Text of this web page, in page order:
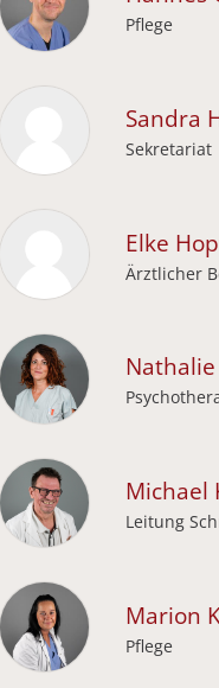
Pflege
Sandra
Sekretariat
Elke
Ärztlicher
Nathalie
Michael
Leitung
Marion
Pflege